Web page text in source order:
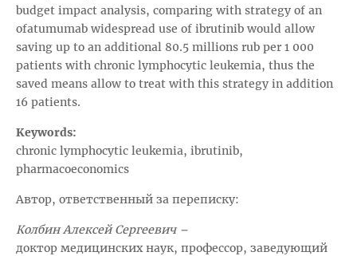
budget impact analysis, comparing with strategy of an
ofatumumab widespread use of ibrutinib would allow
saving up to an additional 80.5 millions rub per 1 000
patients with chronic lymphocytic leukemia, thus the
saved means allow to treat with this strategy in addition
16 patients.
Keywords:
chronic lymphocytic leukemia, ibrutinib,
pharmacoeconomics
Автор, ответственный за переписку:
Колбин Алексей Сергеевич –
доктор медицинских наук, профессор, заведующий